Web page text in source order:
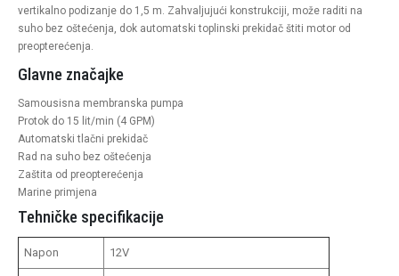
vertikalno podizanje do 1,5 m. Zahvaljujući konstrukciji, može raditi na
suho bez oštećenja, dok automatski toplinski prekidač štiti motor od
preopterećenja.
Glavne značajke
Samousisna membranska pumpa
Protok do 15 lit/min (4 GPM)
Automatski tlačni prekidač
Rad na suho bez oštećenja
Zaštita od preopterećenja
Marine primjena
Tehničke specifikacije
Napon 12V